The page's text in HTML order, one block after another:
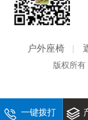
户外座椅
版权所有
一键拨打